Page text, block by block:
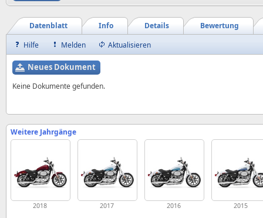
Bewertung
Details
Info
Datenblatt
Hilfe
Melden Aktualisieren
Neues Dokument
Keine Dokumente gefunden.
Weitere Jahrgänge
2018 2017 2016 2015